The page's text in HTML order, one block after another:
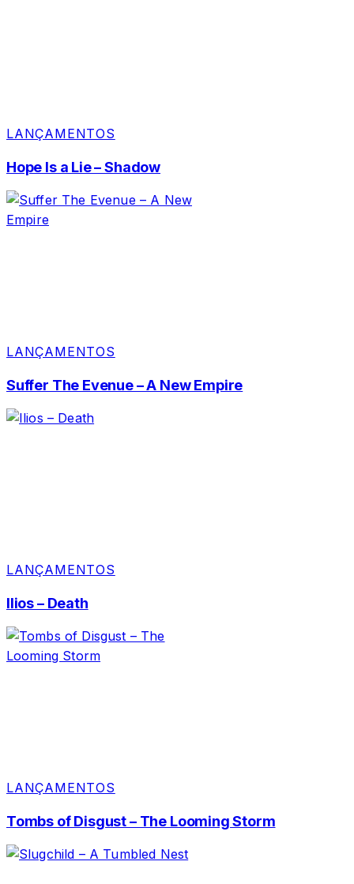
LANÇAMENTOS
Hope Is a Lie – Shadow
LANÇAMENTOS
Suffer The Evenue – A New Empire
LANÇAMENTOS
Ilios – Death
LANÇAMENTOS
Tombs of Disgust – The Looming Storm